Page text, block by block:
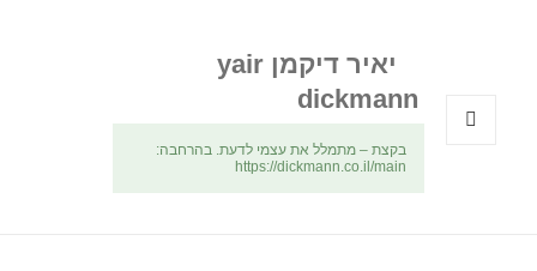
יאיר דיקמן yair
dickmann
בקצת – מתמלל את עצמי לדעת. בהרחבה:
https://dickmann.co.il/main